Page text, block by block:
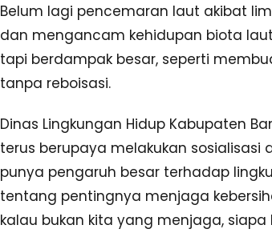
Belum lagi pencemaran laut akibat
dan mengancam kehidupan biota
tapi berdampak besar, seperti
tanpa reboisasi.
Dinas Lingkungan Hidup Kabupaten
terus berupaya melakukan
punya pengaruh besar terhadap
tentang pentingnya menjaga
kalau bukan kita yang menjaga, siapa